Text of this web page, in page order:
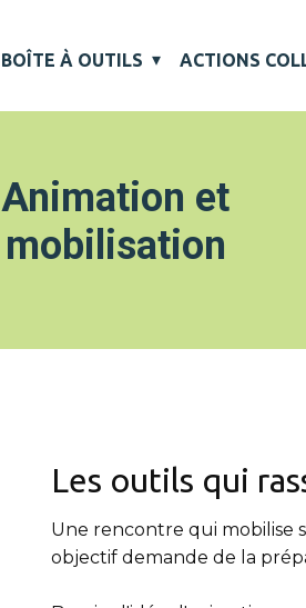
BOÎTE À OUTILS ACTIONS
Animation et
mobilisation
Les outils qui
Une rencontre qui mobilise
objectif demande de la